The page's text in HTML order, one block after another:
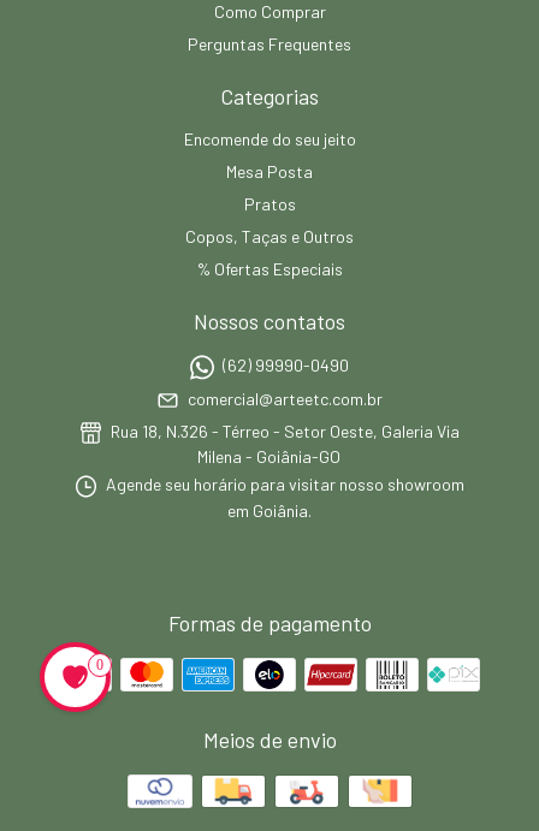
Como Comprar
Perguntas Frequentes
Categorias
Encomende do seu jeito
Mesa Posta
Pratos
Copos, Taças e Outros
% Ofertas Especiais
Nossos contatos
(62) 99990-0490
comercial@arteetc.com.br
Rua 18, N.326 - Térreo - Setor Oeste, Galeria Via
Milena - Goiânia-GO
Agende seu horário para visitar nosso showroom
em Goiânia.
Formas de pagamento
Meios de envio
0